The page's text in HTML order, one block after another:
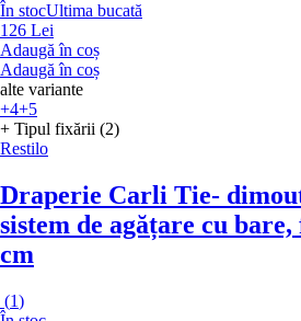
În stocUltima bucată
126 Lei
Adaugă în coș
Adaugă în coș
alte variante
+4+5
+ Tipul fixării (2)
Restilo
Draperie Carli Tie-
sistem de agățare cu bare,
cm
(1)